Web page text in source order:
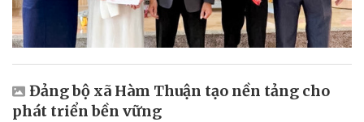
Đảng bộ xã Hàm Thuận tạo nền tảng cho
phát triển bền vững